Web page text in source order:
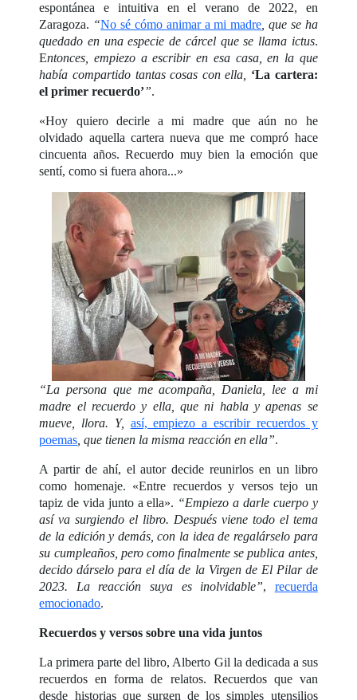
espontánea e intuitiva en el verano de 2022, en
Zaragoza. “No sé cómo animar a mi madre , que se ha
quedado en una especie de cárcel que se llama ictus.
Entonces, empiezo a escribir en esa casa, en la que
había compartido tantas cosas con ella, ‘La cartera:
el primer recuerdo’”.
«Hoy quiero decirle a mi madre que aún no he
olvidado aquella cartera nueva que me compró hace
cincuenta años. Recuerdo muy bien la emoción que
sentí, como si fuera ahora...»
“La persona que me acompaña, Daniela, lee a mi
madre el recuerdo y ella, que ni habla y apenas se
mueve, llora. Y, así, empiezo a escribir recuerdos y
poemas , que tienen la misma reacción en ella”.
A partir de ahí, el autor decide reunirlos en un libro
como homenaje. «Entre recuerdos y versos tejo un
tapiz de vida junto a ella». “Empiezo a darle cuerpo y
así va surgiendo el libro. Después viene todo el tema
de la edición y demás, con la idea de regalárselo para
su cumpleaños, pero como finalmente se publica antes,
decido dárselo para el día de la Virgen de El Pilar de
2023. La reacción suya es inolvidable”, recuerda
emocionado.
Recuerdos y versos sobre una vida juntos
La primera parte del libro, Alberto Gil la dedicada a sus
recuerdos en forma de relatos. Recuerdos que van
desde historias que surgen de los simples utensilios